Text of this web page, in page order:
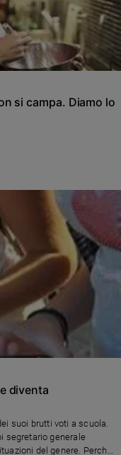
si campa. Diamo lo
diventa
suoi brutti voti a scuola.
segretario generale
del genere. Perché